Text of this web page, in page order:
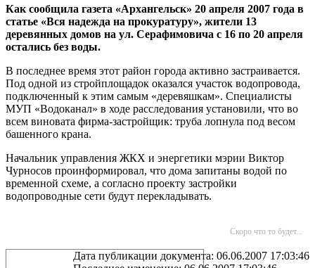
Как сообщила газета «Архангельск» 20 апреля 2007 года в
статье «Вся надежда на прокуратуру», жители 13
деревянных домов на ул. Серафимовича с 16 по 20 апреля
остались без воды.
В последнее время этот район города активно застраивается.
Под одной из стройплощадок оказался участок водопровода,
подключенный к этим самым «деревяшкам». Специалисты
МУП «Водоканал» в ходе расследования установили, что во
всем виновата фирма-застройщик: труба лопнула под весом
башенного крана.
Начальник управления ЖКХ и энергетики мэрии Виктор
Чурносов проинформировал, что дома запитаны водой по
временной схеме, а согласно проекту застройки
водопроводные сети будут перекладывать.
Скоро что то будет...
Дата публикации документа: 06.06.2007 17:03:46